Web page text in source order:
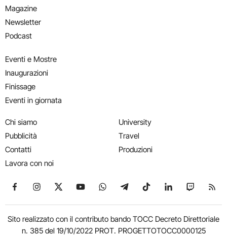
Magazine
Newsletter
Podcast
Eventi e Mostre
Inaugurazioni
Finissage
Eventi in giornata
Chi siamo
Pubblicità
Contatti
Lavora con noi
University
Travel
Produzioni
Seguici su Facebook
Seguici su Instagram
Seguici su X
Seguici su YouTube
Seguici su WhatsApp
Seguici su Telegram
Seguici su TikTok
Seguici su
Seguici
Sito realizzato con il contributo bando TOCC Decreto Direttoriale
n. 385 del 19/10/2022 PROT. PROGETTOTOCC0000125